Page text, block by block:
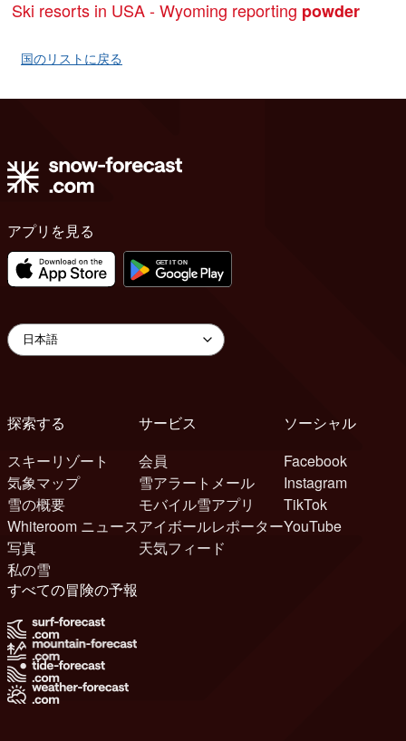
Ski resorts in USA - Wyoming reporting powder
国のリストに戻る
アプリを見る
探索する
スキーリゾート
気象マップ
雪の概要
Whiteroom ニュース
写真
私の雪
サービス
会員
雪アラートメール
モバイル雪アプリ
アイボールレポーター
天気フィード
ソーシャル
Facebook
Instagram
TikTok
YouTube
すべての冒険の予報